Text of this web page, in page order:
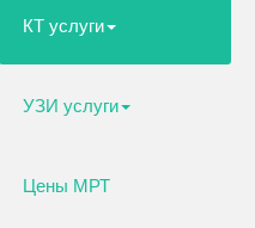
КТ услуги
УЗИ услуги
Цены МРТ